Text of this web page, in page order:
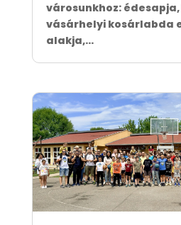
városunkhoz: édesapja,
vásárhelyi kosárlabda
alakja,...